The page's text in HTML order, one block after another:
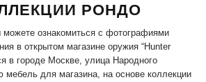
РОНДО
можете ознакомиться с фотографиями
в открытом магазине оружия “Hunter
в городе Москве, улица Народного
мебель для магазина, на основе коллекции